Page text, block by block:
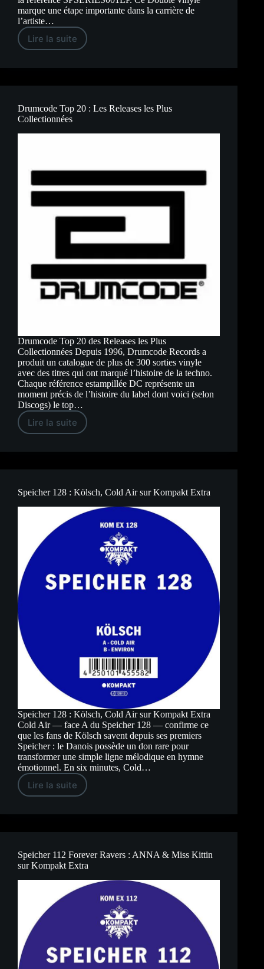
marque une étape importante dans la carrière de
l’artiste…
Lire la suite
David
Moleon
Smoke
Le
Premier
Album
de
Drumcode Top 20 : Les Releases les Plus
Collectionnées
Drumcode Top 20 des Releases les Plus
Collectionnées Depuis 1996, Drumcode Records a
produit un catalogue de plus de 300 sorties vinyle
avec des titres qui ont marqué l’histoire de la techno.
Chaque référence estampillée DC représente un
moment précis de l’histoire du label dont voici (selon
Discogs) le top…
Lire la suite
Drumcode
Top
Releases
Plus
Collectionnées
Speicher 128 : Kölsch, Cold Air sur Kompakt Extra
Speicher 128 : Kölsch, Cold Air sur Kompakt Extra
Cold Air — face A du Speicher 128 — confirme ce
que les fans de Kölsch savent depuis ses premiers
Speicher : le Danois possède un don rare pour
transformer une simple ligne mélodique en hymne
émotionnel. En six minutes, Cold…
Lire la suite
Speicher
128
Air
Kompakt
Extra
Speicher 112 Forever Ravers : ANNA & Miss Kittin
sur Kompakt Extra